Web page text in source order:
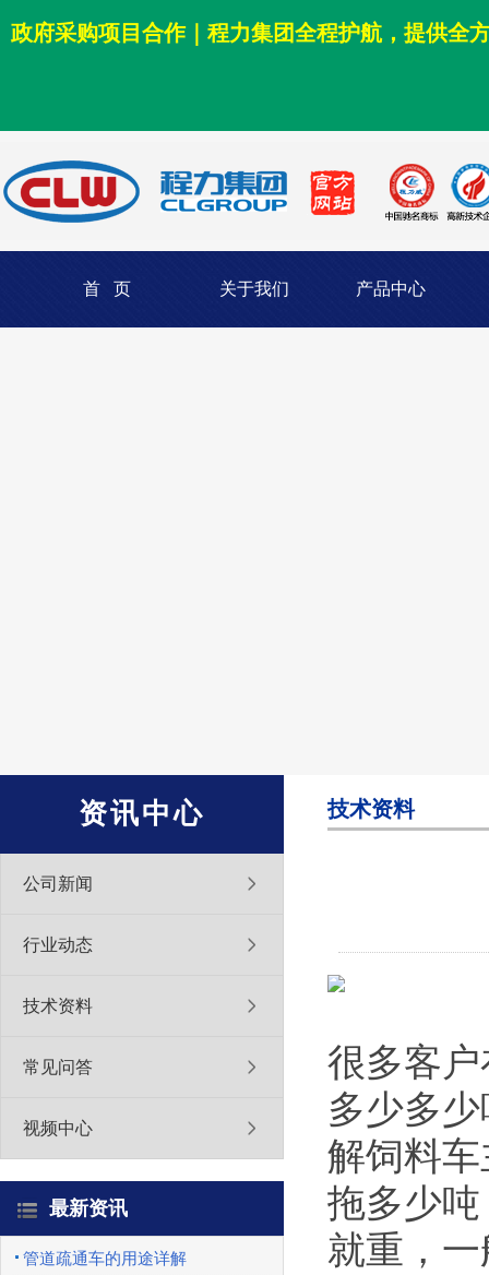
政府采购项目合作｜程力集团全程护航，提供全
首 页 关于我们 产品中心
资讯中心
公司新闻
行业动态
技术资料
常见问答
视频中心
最新资讯
管道疏通车的用途详解
技术资料
很多客
多少多
解饲料
拖多少
就重，